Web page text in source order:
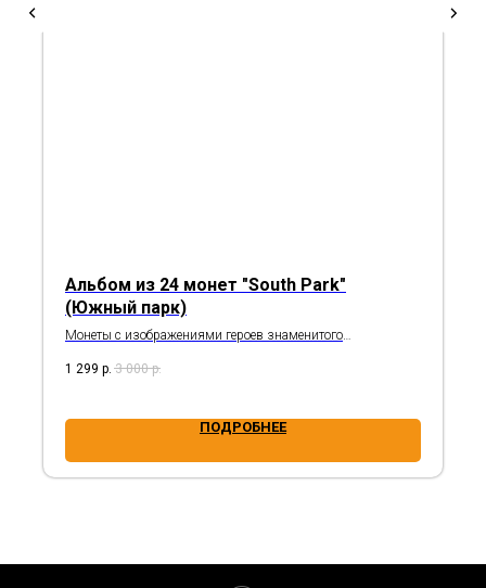
Альбом из 24 монет "South Park"
(Южный парк)
Монеты с изображениями героев знаменитого
1 299 р. 3 000 р.
ПОДРОБНЕЕ